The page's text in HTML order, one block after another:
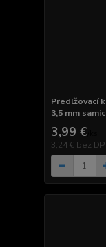
Predlžovací
3,5 mm
3,99 €
3,24 € bez